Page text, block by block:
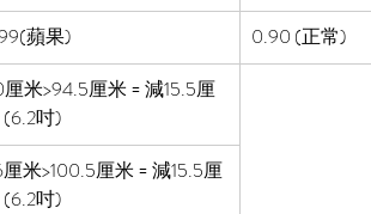
蘋果)
0.90 (正常)
厘米>94.5厘米 = 減15.5厘
吋)
厘米>100.5厘米 = 減15.5厘
吋)